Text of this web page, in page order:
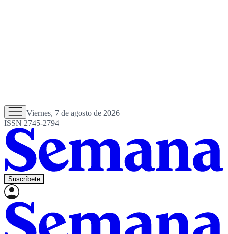
Viernes, 7 de agosto de 2026
ISSN 2745-2794
Suscríbete